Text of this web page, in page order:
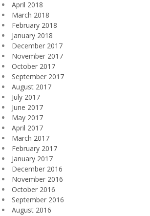
April 2018
March 2018
February 2018
January 2018
December 2017
November 2017
October 2017
September 2017
August 2017
July 2017
June 2017
May 2017
April 2017
March 2017
February 2017
January 2017
December 2016
November 2016
October 2016
September 2016
August 2016